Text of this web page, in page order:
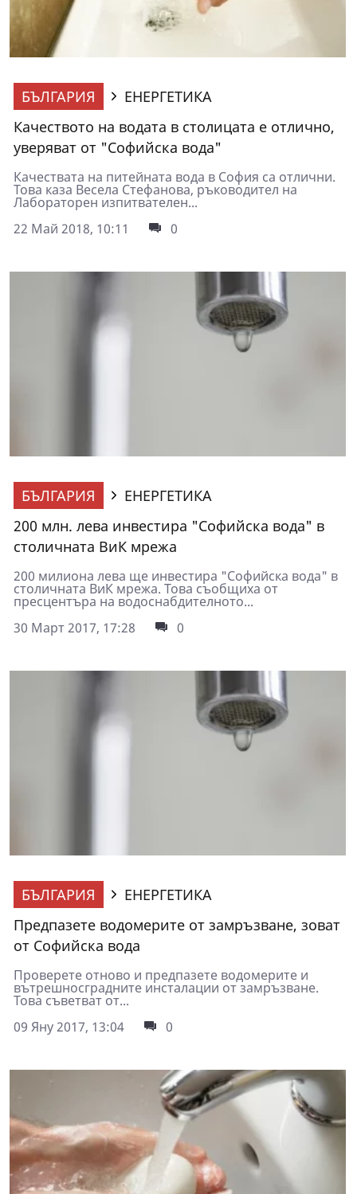
БЪЛГАРИЯ
ЕНЕРГЕТИКА
Качеството на водата в столицата е отлично,
уверяват от "Софийска вода"
Качествата на питейната вода в София са отлични.
Това каза Весела Стефанова, ръководител на
Лабораторен изпитвателен...
22 Май 2018, 10:11
0
БЪЛГАРИЯ
ЕНЕРГЕТИКА
200 млн. лева инвестира "Софийска вода" в
столичната ВиК мрежа
200 милиона лева ще инвестира "Софийска вода" в
столичната ВиК мрежа. Това съобщиха от
пресцентъра на водоснабдителното...
30 Март 2017, 17:28
0
БЪЛГАРИЯ
ЕНЕРГЕТИКА
Предпазете водомерите от замръзване, зоват
от Софийска вода
Проверете отново и предпазете водомерите и
вътрешносградните инсталации от замръзване.
Това съветват от...
09 Яну 2017, 13:04
0